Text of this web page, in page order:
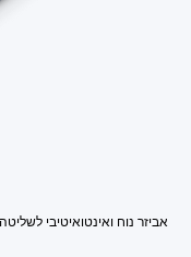
אביזר נוח ואינטואיטיבי